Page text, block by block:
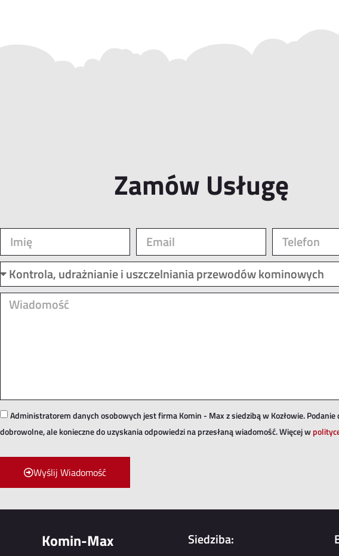
Zamów Usługę
Administratorem danych osobowych jest firma Komin - Max z siedzibą w Kozłowie. Podanie
dobrowolne, ale konieczne do uzyskania odpowiedzi na przesłaną wiadomość. Więcej w
Wyślij Wiadomość
Komin-Max Siedziba: